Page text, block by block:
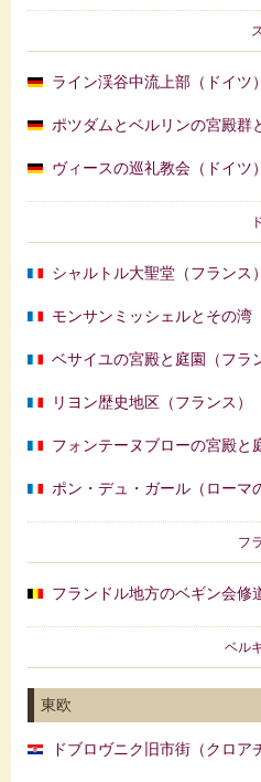
ライン渓谷中流上部（ドイツ）
ポツダムとベルリンの宮殿群
ヴィースの巡礼教会（ドイツ）
シャルトル大聖堂（フランス）
モンサンミッシェルとその湾
ベサイユの宮殿と庭園（フラ
リヨン歴史地区（フランス）
フォンテーヌブローの宮殿と
ポン・デュ・ガール（ローマ
フ
フランドル地方のベギン会修
ベル
東欧
ドブロヴニク旧市街（クロア